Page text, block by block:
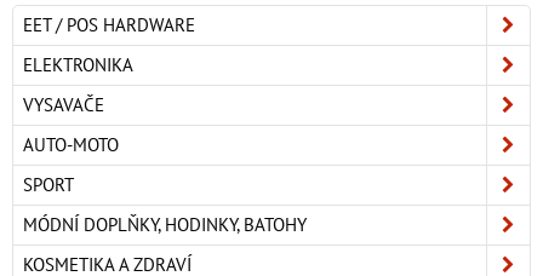
EET / POS HARDWARE
ELEKTRONIKA
VYSAVAČE
AUTO-MOTO
SPORT
MÓDNÍ DOPLŇKY, HODINKY, BATOHY
KOSMETIKA A ZDRAVÍ